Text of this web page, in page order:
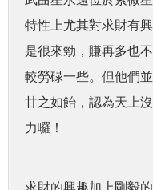
特性上尤其對求財有
是很來勁，賺再多也
較勞碌一些。但他們
甘之如飴，認為天上
力囉！